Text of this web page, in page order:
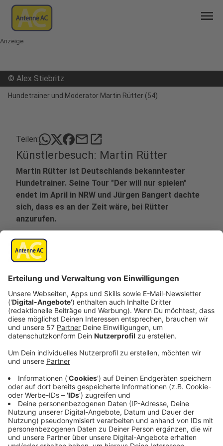
menu
Anzeige
© Alex Stiebritz
Hundetrainer und Moderator Martin Rütter (54)
Teilen: mailopen_in_new
Künstlerbesuch: Martin Rütter
Martin Rütter ist Deutschlands bekanntester
Hundetrainer. Seine Tour "Der will nur spielen"
endet im April in NRW und Jürgen Bangert dachte
sich, dass es an der Zeit wäre, bei Rütter
anzurufen.
Veröffentlicht:
Als wir Martin Rütter erreichen, ist der Hundetrainer
gerade noch in der Schweiz unterwegs, bevor es nach
Deutschlands ist Rütter gefragt, wenn es darum geht,
Menschen mit viel Spaß seine Leidenschaft des
Hundetrainings näher beizubringen.
Anzeige